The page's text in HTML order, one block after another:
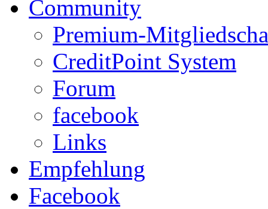
Community
Premium-
CreditPoint System
Forum
facebook
Links
Empfehlung
Facebook